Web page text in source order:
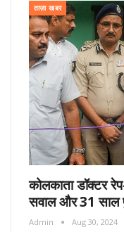
ताज़ा खबर
कोलकाता डॉक्टर
सवाल और 31 साल
Admin Aug 30, 2024